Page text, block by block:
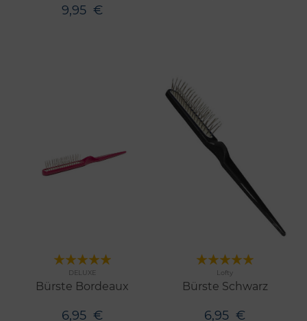
9,95 €
Merken
DELUXE
Bürste Bordeaux
6,95 €
Merken
Lofty
Bürste Schwarz
6,95 €